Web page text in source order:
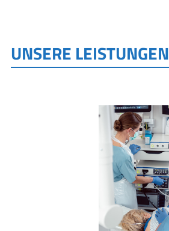
UNSERE LEISTUNGEN